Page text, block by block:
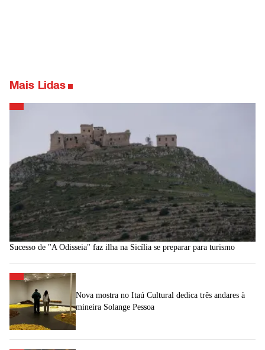
Mais Lidas
Sucesso de "A Odisseia" faz ilha na Sicília se preparar para turismo
Nova mostra no Itaú Cultural dedica três andares à
mineira Solange Pessoa